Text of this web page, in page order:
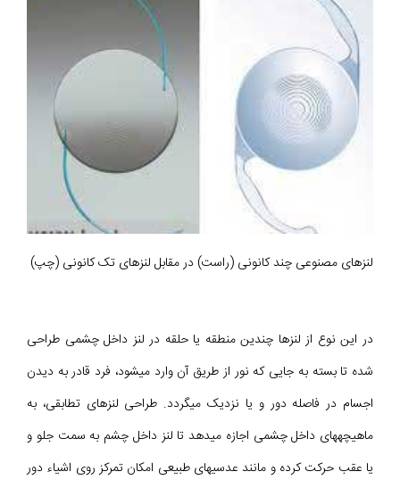
لنزهای مصنوعی چند کانونی (راست) در مقابل لنزهای تک کانونی (چپ)
در این نوع از لنزها چندین منطقه یا حلقه در لنز داخل چشمى طراحی
شده تا بسته به جایی که نور از طریق آن وارد می‎شود، فرد قادر به دیدن
اجسام در فاصله دور و یا نزدیک میگردد. طراحى لنزهای تطابقی، به
ماهیچههای داخل چشمی اجازه میدهد تا لنز داخل چشم به سمت جلو و
یا عقب حرکت کرده و مانند عدسیهای طبیعی امکان تمرکز روی اشیاء دور